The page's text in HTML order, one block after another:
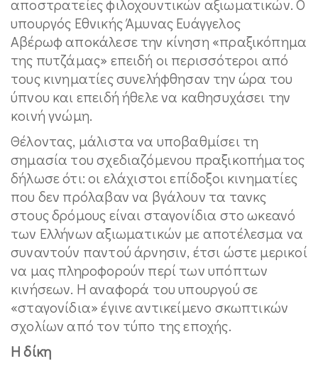
αποστρατείες φιλοχουντικών αξιωματικών. Ο
υπουργός Εθνικής Άμυνας Ευάγγελος
Αβέρωφ αποκάλεσε την κίνηση «πραξικόπημα
της πυτζάμας» επειδή οι περισσότεροι από
τους κινηματίες συνελήφθησαν την ώρα του
ύπνου και επειδή ήθελε να καθησυχάσει την
κοινή γνώμη.
Θέλοντας, μάλιστα να υποβαθμίσει τη
σημασία του σχεδιαζόμενου πραξικοπήματος
δήλωσε ότι: οι ελάχιστοι επίδοξοι κινηματίες
που δεν πρόλαβαν να βγάλουν τα τανκς
στους δρόμους είναι σταγονίδια στο ωκεανό
των Ελλήνων αξιωματικών με αποτέλεσμα να
συναντούν παντού άρνησιν, έτσι ώστε μερικοί
να μας πληροφορούν περί των υπόπτων
κινήσεων. Η αναφορά του υπουργού σε
«σταγονίδια» έγινε αντικείμενο σκωπτικών
σχολίων από τον τύπο της εποχής.
Η δίκη